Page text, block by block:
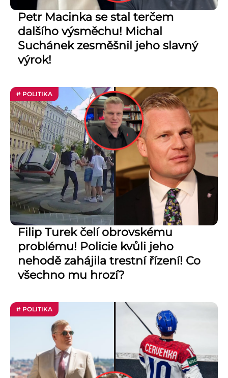
Petr Macinka se stal terčem
dalšího výsměchu! Michal
Suchánek zesměšnil jeho slavný
výrok!
# POLITIKA
Filip Turek čelí obrovskému
problému! Policie kvůli jeho
nehodě zahájila trestní řízení! Co
všechno mu hrozí?
# POLITIKA